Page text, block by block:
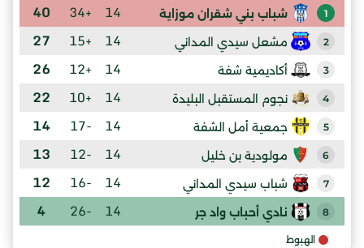
1 شباب بني شقران موزاية 14
+34
40
2 مشعل سيدي المداني 14
+15
27
3 أكاديمية شفة 14
+12
26
4 نجوم المستقبل البليدة 14
+10
22
5 جمعية أمل الشفة 14
-17
14
6 مولودية بن خليل 14
-12
13
7 شباب سيدي المداني 14
-16
12
8 نادي أحباب واد جر 14
-26
4
الهبوط